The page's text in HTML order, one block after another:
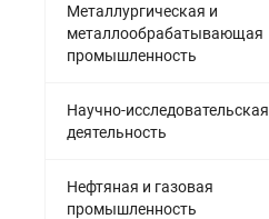
Металлургическая и
металлообрабатывающая
промышленность
Научно-исследовательская
деятельность
Нефтяная и газовая
промышленность